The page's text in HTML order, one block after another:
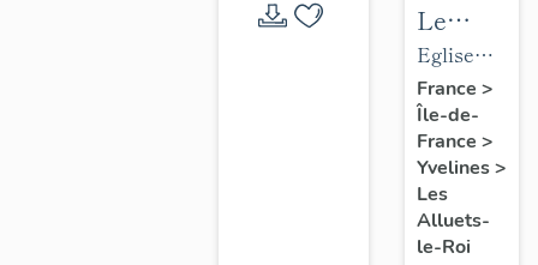
Le
mobilier
de
l'église
Saint-
Nicolas
Eglise
paroissiale
Saint-
Nicolas
France >
Île-de-
France >
Yvelines>
Les
Alluets-
le-Roi